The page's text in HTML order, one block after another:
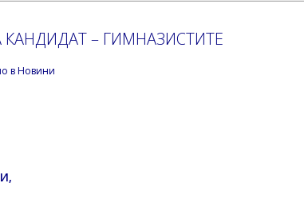
– ГИМНАЗИСТИТЕ
вНовини